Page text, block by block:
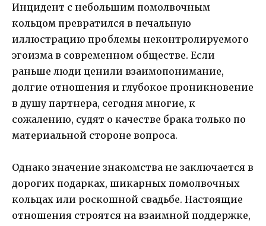
Инцидент с небольшим помолвочным
кольцом превратился в печальную
иллюстрацию проблемы неконтролируемого
эгоизма в современном обществе. Если
раньше люди ценили взаимопонимание,
долгие отношения и глубокое проникновение
в душу партнера, сегодня многие, к
сожалению, судят о качестве брака только по
материальной стороне вопроса.
Однако значение знакомства не заключается в
дорогих подарках, шикарных помолвочных
кольцах или роскошной свадьбе. Настоящие
отношения строятся на взаимной поддержке,